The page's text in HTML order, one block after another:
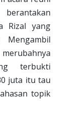
Rizal yang
Mengambil
terbukti
juta itu tau
topik